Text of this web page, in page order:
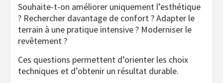
Souhaite-t-on améliorer uniquement l’esthétique
? Rechercher davantage de confort ? Adapter le
terrain à une pratique intensive ? Moderniser le
revêtement ?
Ces questions permettent d’orienter les choix
techniques et d’obtenir un résultat durable.